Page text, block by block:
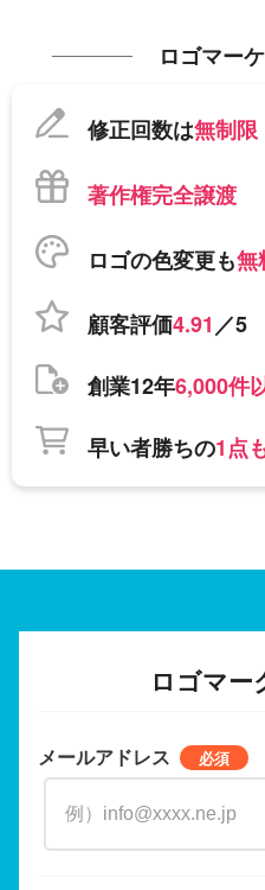
ロゴマー
修正回数は無制限
著作権完全譲渡
ロゴの色変更も無
顧客評価4.91／5
創業12年6,000件
早い者勝ちの1点
ロゴマー
メールアドレス